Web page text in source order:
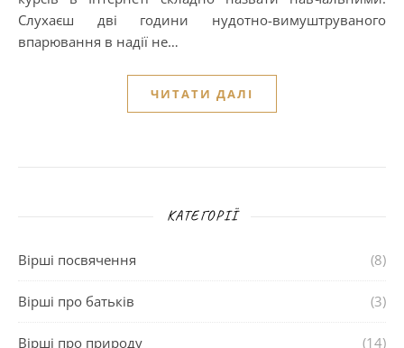
Слухаєш дві години нудотно-вимуштруваного
впарювання в надії не…
ЧИТАТИ ДАЛІ
КАТЕГОРІЇ
Вірші посвячення (8)
Вірші про батьків (3)
Вірші про природу (14)